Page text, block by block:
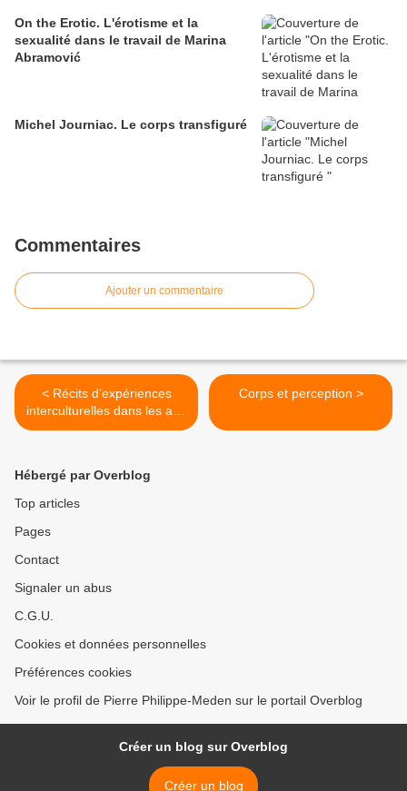
On the Erotic. L'érotisme et la
sexualité dans le travail de Marina
Abramović
Michel Journiac. Le corps transfiguré
Commentaires
Ajouter un commentaire
< Récits d’expériences
interculturelles dans les arts
vivants
Corps et perception >
Hébergé par Overblog
Top articles
Pages
Contact
Signaler un abus
C.G.U.
Cookies et données personnelles
Préférences cookies
Voir le profil de Pierre Philippe-Meden sur le portail Overblog
Créer un blog sur Overblog
Créer un blog